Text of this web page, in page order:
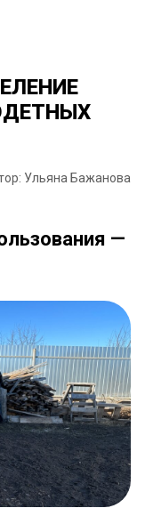
Ульяна Бажанова
—